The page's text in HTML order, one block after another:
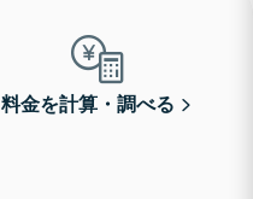
料金を計算・調べる